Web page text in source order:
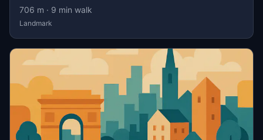
706 m · 9 min walk
Landmark